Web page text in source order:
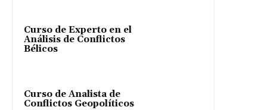
Curso de Experto en el
Análisis de Conflictos
Bélicos
Curso de Analista de
Conflictos Geopolíticos